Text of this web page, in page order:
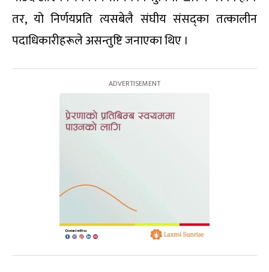
तर, यो निर्णयप्रति त्यसबेलै संघीय संसद्का तत्कालीन
पदाधिकारीहरूले असन्तुष्टि जनाएका थिए ।